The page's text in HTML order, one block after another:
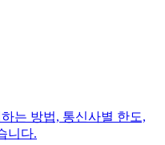
는 방법, 통신사별 한도,
니다.